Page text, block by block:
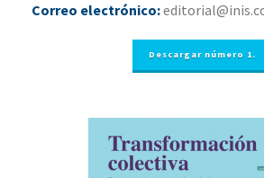
Correo electrónico:
Descargar número 1.